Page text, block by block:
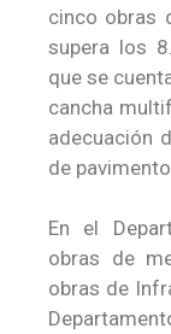
cinco obras
supera los
que se
cancha
adecuación
de
En el
obras de
obras de